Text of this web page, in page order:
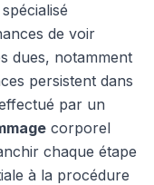
spécialisé
de voir
dues, notamment
persistent dans
par un
corporel
chaque étape
à la procédure